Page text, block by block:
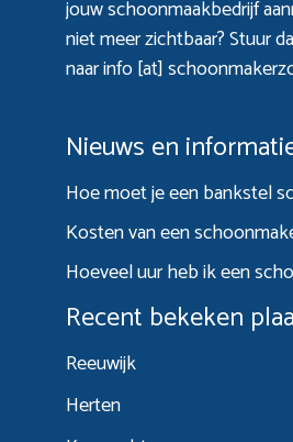
jouw schoonmaakbedrijf
niet meer zichtbaar? Stuur
naar info [at]
Nieuws en
Hoe moet je een bankstel
Kosten van een
Hoeveel uur heb ik een
Recent bekeken
Reeuwijk
Herten